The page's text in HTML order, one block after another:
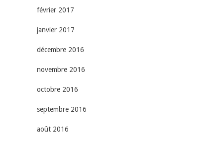
février 2017
janvier 2017
décembre 2016
novembre 2016
octobre 2016
septembre 2016
août 2016